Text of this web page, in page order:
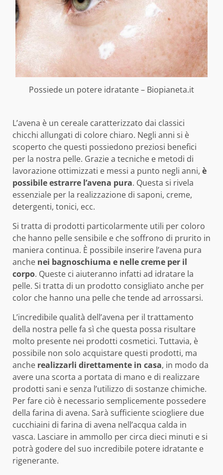
Possiede un potere idratante – Biopianeta.it
L’avena è un cereale caratterizzato dai classici
chicchi allungati di colore chiaro. Negli anni si è
scoperto che questi possiedono preziosi benefici
per la nostra pelle. Grazie a tecniche e metodi di
lavorazione ottimizzati e messi a punto negli anni, è
possibile estrarre l’avena pura. Questa si rivela
essenziale per la realizzazione di saponi, creme,
detergenti, tonici, ecc.
Si tratta di prodotti particolarmente utili per coloro
che hanno pelle sensibile e che soffrono di prurito in
maniera continua. È possibile inserire l’avena pura
anche nei bagnoschiuma e nelle creme per il
corpo. Queste ci aiuteranno infatti ad idratare la
pelle. Si tratta di un prodotto consigliato anche per
color che hanno una pelle che tende ad arrossarsi.
L’incredibile qualità dell’avena per il trattamento
della nostra pelle fa sì che questa possa risultare
molto presente nei prodotti cosmetici. Tuttavia, è
possibile non solo acquistare questi prodotti, ma
anche realizzarli direttamente in casa, in modo da
avere una scorta a portata di mano e di realizzare
prodotti sani e senza l’utilizzo di sostanze chimiche.
Per fare ciò è necessario semplicemente possedere
della farina di avena. Sarà sufficiente sciogliere due
cucchiaini di farina di avena nell’acqua calda in
vasca. Lasciare in ammollo per circa dieci minuti e si
potrà godere del suo incredibile potere idratante e
rigenerante.